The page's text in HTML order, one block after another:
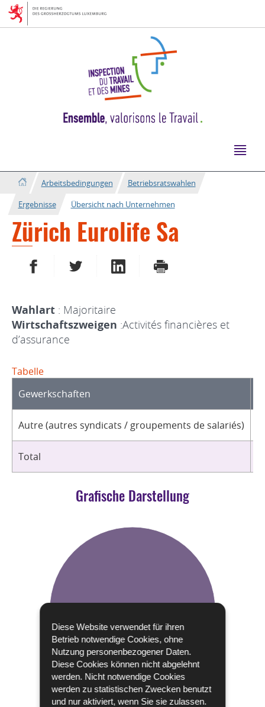
Diese Website verwendet für ihren
Betrieb notwendige Cookies, ohne
Nutzung personenbezogener Daten.
Diese Cookies können nicht abgelehnt
werden. Nicht notwendige Cookies
werden zu statistischen Zwecken benutzt
und nur aktiviert, wenn Sie sie zulassen.
Zur
Navigation
Zum
Inhalt
Arbeitsbedingungen
Betriebsratswahlen
Ergebnisse
Übersicht nach Unternehmen
Zürich Eurolife Sa
AUF FACEBOOK TEILENAUF TWITTER TEILENAUF LINKEDIN TEILEN
DRUCKEN
Wahlart : Majoritaire
Wirtschaftszweigen :Activités financières et
d’assurance
Tabelle
Gewerkschaften
Autre (autres syndicats / groupements de salariés)
Total
Grafische Darstellung